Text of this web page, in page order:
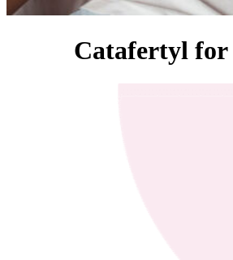
Catafertyl